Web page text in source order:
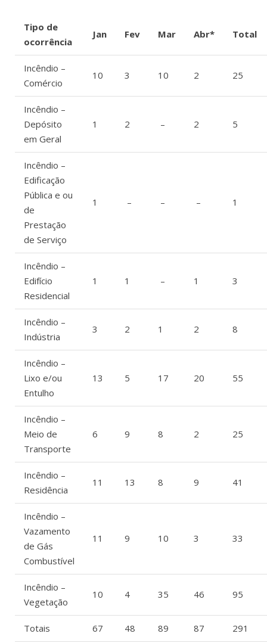
Tipo de
ocorrência
Jan Fev Mar Abr* Total
Incêndio –
Comércio
10 3 10 2 25
Incêndio –
Depósito
em Geral
1 2 – 2 5
Incêndio –
Edificação
Pública e ou
de
Prestação
de Serviço
1 – – – 1
Incêndio –
Edifício
Residencial
1 1 – 1 3
Incêndio –
Indústria
3 2 1 2 8
Incêndio –
Lixo e/ou
Entulho
13 5 17 20 55
Incêndio –
Meio de
Transporte
6 9 8 2 25
Incêndio –
Residência
11 13 8 9 41
Incêndio –
Vazamento
de Gás
Combustível
11 9 10 3 33
Incêndio –
Vegetação
10 4 35 46 95
Totais 67 48 89 87 291